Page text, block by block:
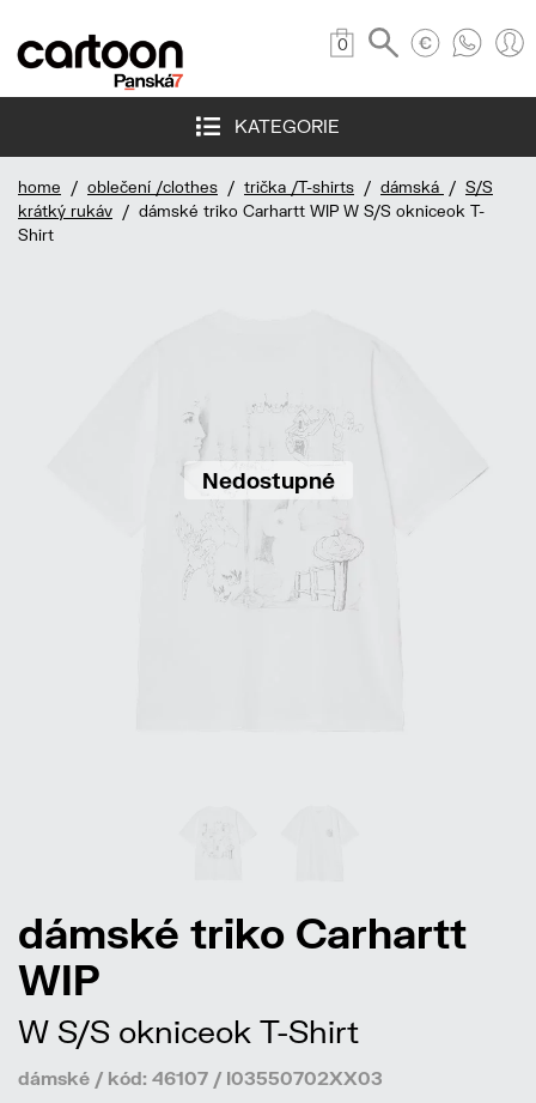
0
KATEGORIE
home / oblečení /clothes / trička /T-shirts / dámská / S/S
krátký rukáv / dámské triko Carhartt WIP W S/S okniceok T-
Shirt
Nedostupné
dámské triko Carhartt
WIP
W S/S okniceok T-Shirt
dámské / kód: 46107 / I03550702XX03